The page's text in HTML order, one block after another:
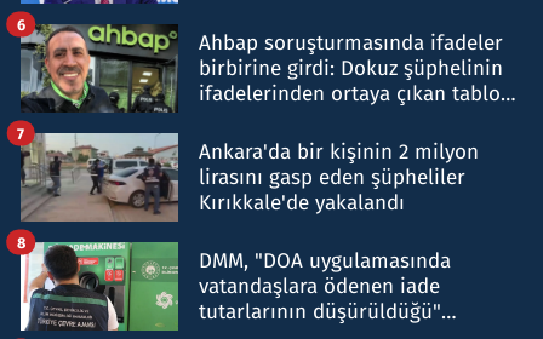
Ahbap soruşturmasında ifadeler
birbirine girdi: Dokuz şüphelinin
ifadelerinden ortaya çıkan tablo
6
Ankara'da bir kişinin 2 milyon
lirasını gasp eden şüpheliler
Kırıkkale'de yakalandı
7
DMM, "DOA uygulamasında
vatandaşlara ödenen iade
tutarlarının düşürüldüğü"
8